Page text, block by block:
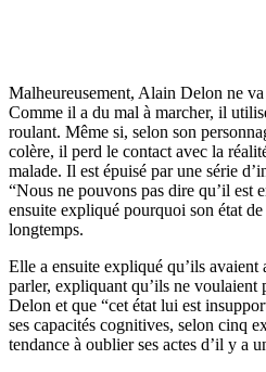
Malheureusement, Alain Delon ne va
Comme il a du mal à marcher, il
roulant. Même si, selon son
colère, il perd le contact avec la
malade. Il est épuisé par une série
“Nous ne pouvons pas dire qu’il est
ensuite expliqué pourquoi son état de
longtemps.
Elle a ensuite expliqué qu’ils avaient
parler, expliquant qu’ils ne voulaient
Delon et que “cet état lui est
ses capacités cognitives, selon cinq
tendance à oublier ses actes d’il y a